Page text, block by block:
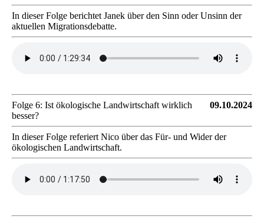
In dieser Folge berichtet Janek über den Sinn oder Unsinn der
aktuellen Migrationsdebatte.
Folge 6: Ist ökologische Landwirtschaft wirklich
besser?
09.10.2024
In dieser Folge referiert Nico über das Für- und Wider der
ökologischen Landwirtschaft.